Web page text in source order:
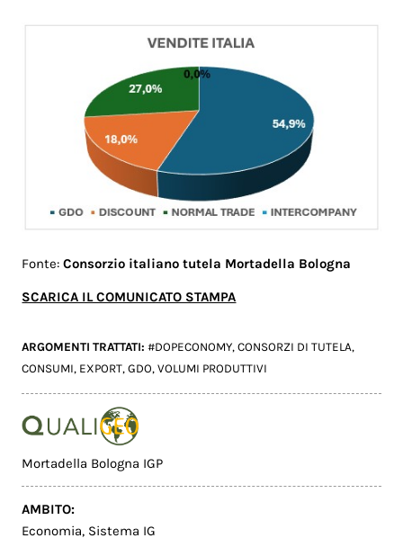
Fonte:Consorzio italiano tutela Mortadella Bologna
SCARICA IL COMUNICATO STAMPA
ARGOMENTI TRATTATI:#DOPECONOMY,CONSORZI DI TUTELA,
CONSUMI, EXPORT,GDO,VOLUMI PRODUTTIVI
Mortadella Bologna IGP
AMBITO:
Economia, Sistema IG